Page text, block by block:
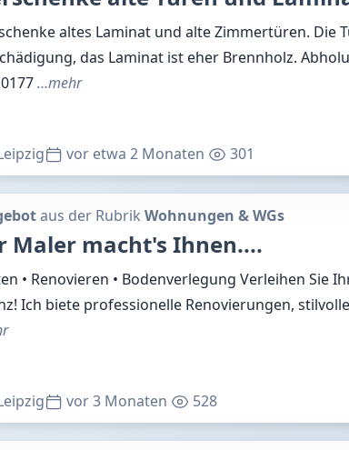
altes Laminat und alte Zimmertüren. Die
das Laminat ist eher Brennholz.
…mehr
vor etwa 2 Monaten 301
aus der Rubrik Wohnungen & WGs
Maler macht's Ihnen....
• Renovieren • Bodenverlegung Verleihen Sie
Ich biete professionelle Renovierungen,
vor 3 Monaten 528